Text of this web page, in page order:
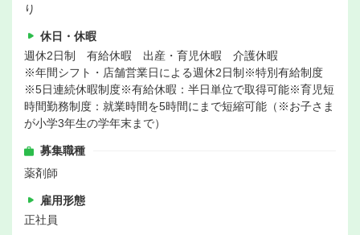
り
休日・休暇
週休2日制 有給休暇 出産・育児休暇 介護休暇
※年間シフト・店舗営業日による週休2日制※特別有給制度
※5日連続休暇制度※有給休暇：半日単位で取得可能※育児短
時間勤務制度：就業時間を5時間にまで短縮可能（※お子さま
が小学3年生の学年末まで）
募集職種
薬剤師
雇用形態
正社員